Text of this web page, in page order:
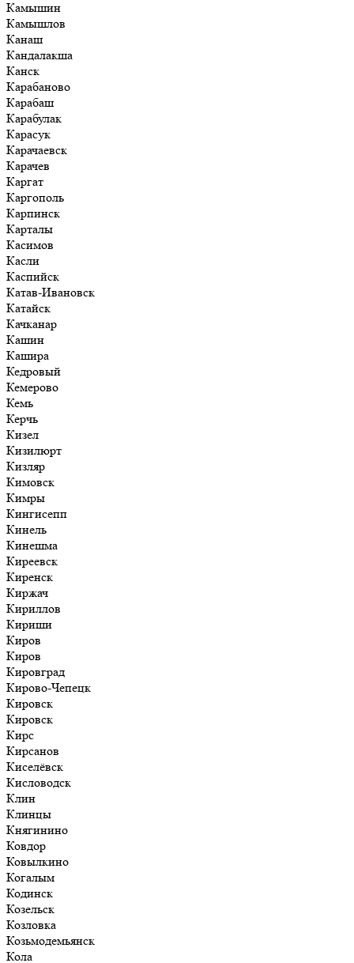
Камышин
Камышлов
Канаш
Кандалакша
Канск
Карабаново
Карабаш
Карабулак
Карасук
Карачаевск
Карачев
Каргат
Каргополь
Карпинск
Карталы
Касимов
Касли
Каспийск
Катав-Ивановск
Катайск
Качканар
Кашин
Кашира
Кедровый
Кемерово
Кемь
Керчь
Кизел
Кизилюрт
Кизляр
Кимовск
Кимры
Кингисепп
Кинель
Кинешма
Киреевск
Киренск
Киржач
Кириллов
Кириши
Киров
Киров
Кировград
Кирово-Чепецк
Кировск
Кировск
Кирс
Кирсанов
Киселёвск
Кисловодск
Клин
Клинцы
Княгинино
Ковдор
Ковылкино
Когалым
Кодинск
Козельск
Козловка
Козьмодемьянск
Кола